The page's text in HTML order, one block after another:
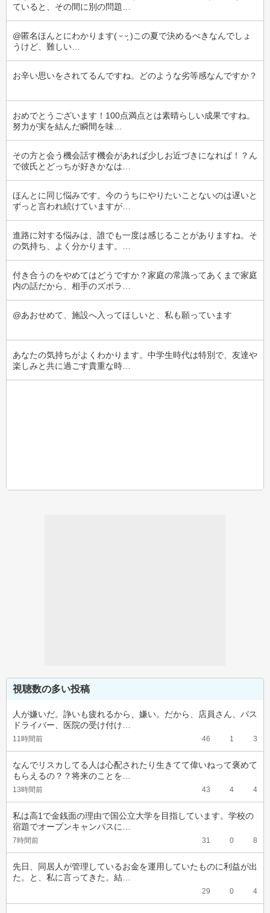
ていると、その間に別の問題…
@匿名ほんとにわかります( ᵕ ᵕ̩̩ )この夏で決めるべきなんでしょ
うけど、難しい…
お辛い思いをされてるんですね。どのような劣等感なんですか？
おめでとうございます！100点満点とは素晴らしい成果ですね。
努力が実を結んだ瞬間を味…
その方と会う機会話す機会があれば少しお近づきになれば！？ん
で彼氏とどっちが好きかなは…
ほんとに同じ悩みです。今のうちにやりたいことないのは遅いと
ずっと言われ続けていますが…
進路に対する悩みは、誰でも一度は感じることがありますね。そ
の気持ち、よく分かります。…
付き合うのをやめてはどうですか？家庭の常識ってあくまで家庭
内の話だから、相手のズボラ…
@あおせめて、施設へ入ってほしいと、私も願っています
あなたの気持ちがよくわかります。中学生時代は特別で、友達や
楽しみと共に過ごす貴重な時…
視聴数の多い投稿
人が嫌いだ。諍いも疲れるから、嫌い。だから、店員さん、バス
ドライバー、医院の受け付け…
11時間前 46 1 3
なんでリスカしてる人は心配されたり生きてて偉いねって褒めて
もらえるの？？将来のことを…
13時間前 43 4 4
私は高1で金銭面の理由で国公立大学を目指しています。学校の
宿題でオープンキャンパスに…
7時間前 31 0 8
先日、同居人が管理しているお金を運用していたものに利益が出
た。と、私に言ってきた。結…
29 0 4